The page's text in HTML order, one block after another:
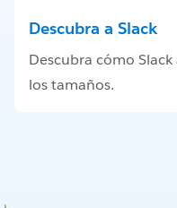
Descubra a Slack
Descubra cómo
los tamaños.